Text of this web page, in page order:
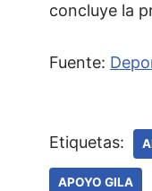
concluye la
Fuente:
Etiquetas:
APOYO GILA